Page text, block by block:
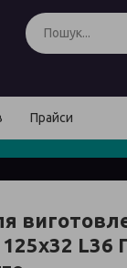
Прайси
125х32 L36